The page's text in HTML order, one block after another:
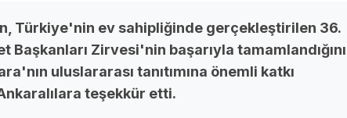
Türkiye'nin ev sahipliğinde gerçekleştirilen 36.
Başkanları Zirvesi'nin başarıyla tamamlandığını
uluslararası tanıtımına önemli katkı
teşekkür etti.